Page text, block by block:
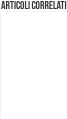
Articoli Correlati